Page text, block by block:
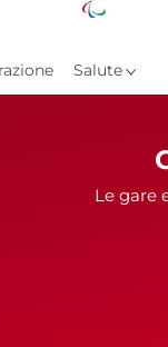
Salute
Le gare